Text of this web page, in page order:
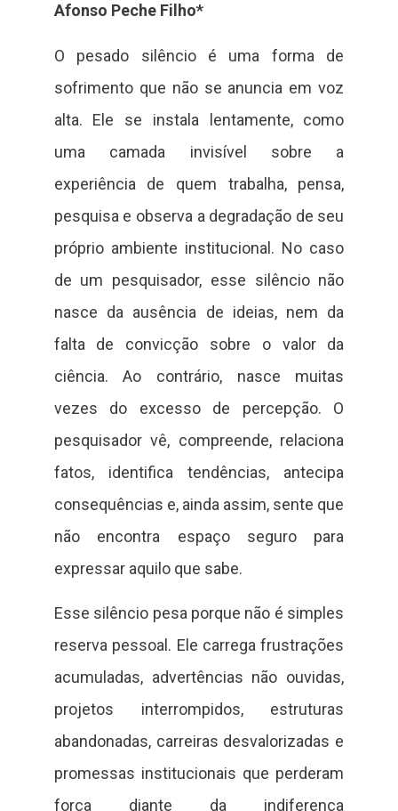
Afonso Peche Filho*
O pesado silêncio é uma forma de
sofrimento que não se anuncia em voz
alta. Ele se instala lentamente, como
uma camada invisível sobre a
experiência de quem trabalha, pensa,
pesquisa e observa a degradação de seu
próprio ambiente institucional. No caso
de um pesquisador, esse silêncio não
nasce da ausência de ideias, nem da
falta de convicção sobre o valor da
ciência. Ao contrário, nasce muitas
vezes do excesso de percepção. O
pesquisador vê, compreende, relaciona
fatos, identifica tendências, antecipa
consequências e, ainda assim, sente que
não encontra espaço seguro para
expressar aquilo que sabe.
Esse silêncio pesa porque não é simples
reserva pessoal. Ele carrega frustrações
acumuladas, advertências não ouvidas,
projetos interrompidos, estruturas
abandonadas, carreiras desvalorizadas e
promessas institucionais que perderam
força diante da indiferença